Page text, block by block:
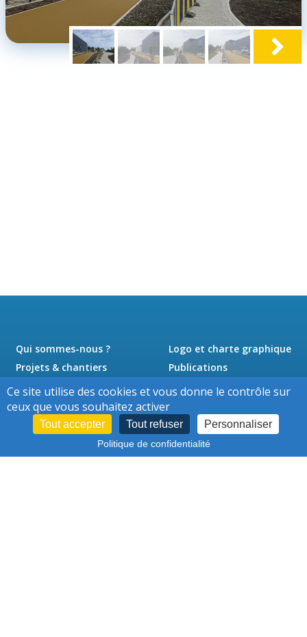
Qui sommes-nous ?
Projets & chantiers
Actualités
Jobs
Logo et charte graphique
Publications
Presse
Contact
Ce site utilise des cookies et vous donne le contrôle sur
ceux que vous souhaitez activer
Tout accepter Tout refuser Personnaliser
Politique de confidentialité